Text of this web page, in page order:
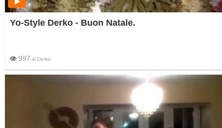
Yo-Style Derko - Buon Natale.
997 di Derko